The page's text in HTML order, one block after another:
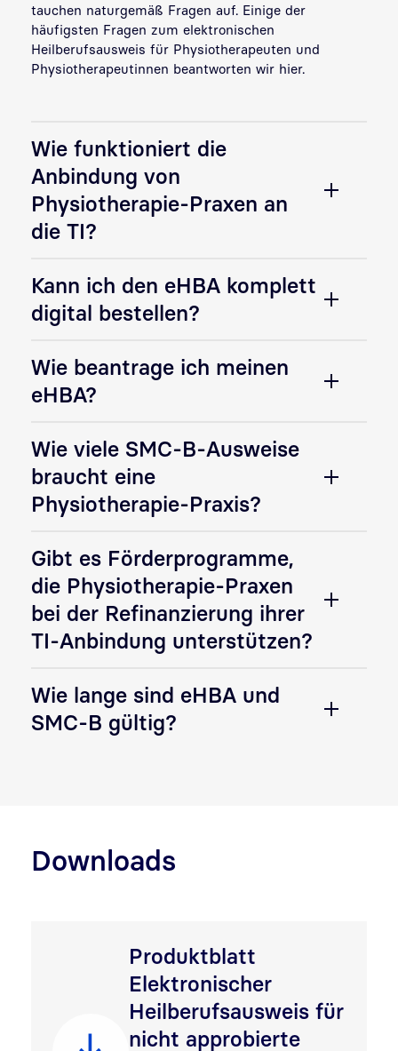
tauchen naturgemäß Fragen auf. Einige der
häufigsten Fragen zum elektronischen
Heilberufsausweis für Physiotherapeuten und
Physiotherapeutinnen beantworten wir hier.
Wie funktioniert die
Anbindung von
Physiotherapie-Praxen an
die TI?
Kann ich den eHBA komplett
digital bestellen?
Wie beantrage ich meinen
eHBA?
Wie viele SMC-B-Ausweise
braucht eine
Physiotherapie-Praxis?
Gibt es Förderprogramme,
die Physiotherapie-Praxen
bei der Refinanzierung ihrer
TI-Anbindung unterstützen?
Wie lange sind eHBA und
SMC-B gültig?
Downloads
Produktblatt
Elektronischer
Heilberufsausweis für
nicht approbierte